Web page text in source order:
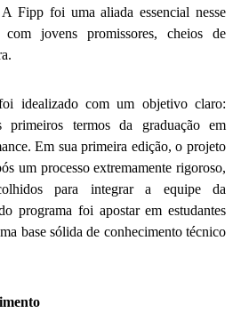
Fipp foi uma aliada essencial nesse
com jovens promissores, cheios de
idealizado com um objetivo claro:
primeiros termos da graduação em
Em sua primeira edição, o projeto
um processo extremamente rigoroso,
para integrar a equipe da
programa foi apostar em estudantes
base sólida de conhecimento técnico